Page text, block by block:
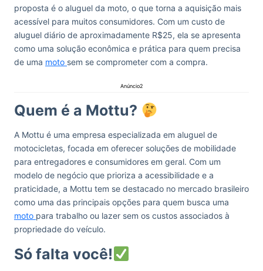
proposta é o aluguel da moto, o que torna a aquisição mais
acessível para muitos consumidores. Com um custo de
aluguel diário de aproximadamente R$25, ela se apresenta
como uma solução econômica e prática para quem precisa
de uma moto sem se comprometer com a compra.
Anúncio2
Quem é a Mottu?
A Mottu é uma empresa especializada em aluguel de
motocicletas, focada em oferecer soluções de mobilidade
para entregadores e consumidores em geral. Com um
modelo de negócio que prioriza a acessibilidade e a
praticidade, a Mottu tem se destacado no mercado brasileiro
como uma das principais opções para quem busca uma
moto para trabalho ou lazer sem os custos associados à
propriedade do veículo.
Só falta você!